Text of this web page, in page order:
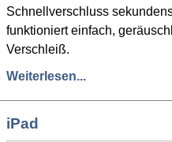
Schnellverschluss
funktioniert einfach,
Verschleiß.
Weiterlesen...
iPad